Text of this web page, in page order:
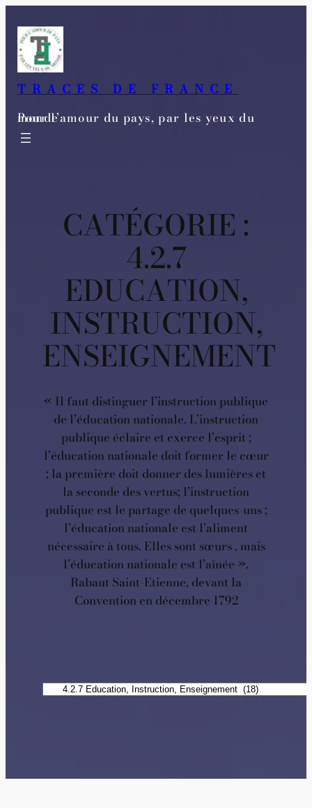
contenu
TRACES DE FRANCE
Pour l’amour du pays, par les yeux du monde
CATÉGORIE :
4.2.7
EDUCATION,
INSTRUCTION,
ENSEIGNEMENT
« Il faut distinguer l’instruction publique
de l’éducation nationale. L’instruction
publique éclaire et exerce l’esprit ;
l’éducation nationale doit former le cœur
; la première doit donner des lumières et
la seconde des vertus; l’instruction
publique est le partage de quelques-uns ;
l’éducation nationale est l’aliment
nécessaire à tous. Elles sont sœurs , mais
l’éducation nationale est l’aînée ».
Rabaut Saint-Etienne, devant la
Convention en décembre 1792
Catégories